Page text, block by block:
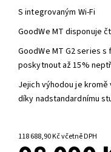
S integrovaným Wi-Fi
GoodWe MT disponuje
GoodWe MT G2 series
poskytnout až 15%
Jejich výhodou je
díky nadstandardnímu
118 688,90 Kč včetně DPH